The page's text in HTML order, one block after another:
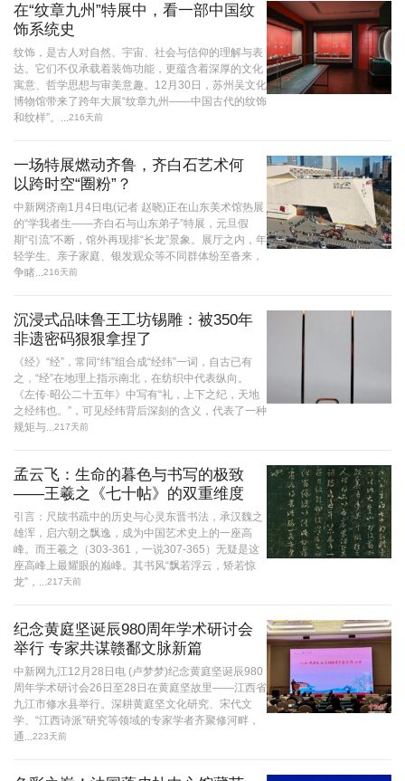
在“纹章九州”特展中，看一部中国纹
饰系统史
纹饰，是古人对自然、宇宙、社会与信仰的理解与表
达。它们不仅承载着装饰功能，更蕴含着深厚的文化
寓意、哲学思想与审美意趣。12月30日，苏州吴文化
博物馆带来了跨年大展“纹章九州——中国古代的纹饰
和纹样”。...
216天前
一场特展燃动齐鲁，齐白石艺术何
以跨时空“圈粉”？
中新网济南1月4日电(记者 赵晓)正在山东美术馆热展
的“学我者生——齐白石与山东弟子”特展，元旦假
期“引流”不断，馆外再现排“长龙”景象。展厅之内，年
轻学生、亲子家庭、银发观众等不同群体纷至沓来，
争睹...
216天前
沉浸式品味鲁王工坊锡雕：被350年
非遗密码狠狠拿捏了
《经》“经”，常同“纬”组合成“经纬”一词，自古已有
之，“经”在地理上指示南北，在纺织中代表纵向。
《左传·昭公二十五年》中写有“礼，上下之纪，天地
之经纬也。”，可见经纬背后深刻的含义，代表了一种
规矩与...
217天前
孟云飞：生命的暮色与书写的极致
——王羲之《七十帖》的双重维度
引言：尺牍书疏中的历史与心灵东晋书法，承汉魏之
雄浑，启六朝之飘逸，成为中国艺术史上的一座高
峰。而王羲之（303-361，一说307-365）无疑是这
座高峰上最耀眼的巅峰。其书风“飘若浮云，矫若惊
龙”，...
217天前
纪念黄庭坚诞辰980周年学术研讨会
举行 专家共谋赣鄱文脉新篇
中新网九江12月28日电 (卢梦梦)纪念黄庭坚诞辰980
周年学术研讨会26日至28日在黄庭坚故里——江西省
九江市修水县举行。深耕黄庭坚文化研究、宋代文
学、“江西诗派”研究等领域的专家学者齐聚修河畔，
通...
223天前